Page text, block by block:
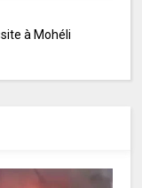
à Mohéli